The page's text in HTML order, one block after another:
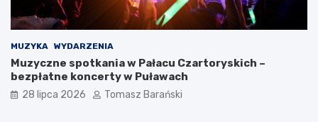
n
i
c
e
K
z
S
P
B
o
c
o
MUZYKA WYDARZENIA
Muzyczne spotkania w Pałacu Czartoryskich –
bezpłatne koncerty w Puławach
28 lipca 2026 Tomasz Barański